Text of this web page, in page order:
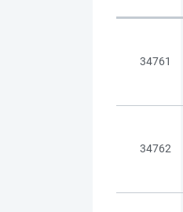
34761
34762